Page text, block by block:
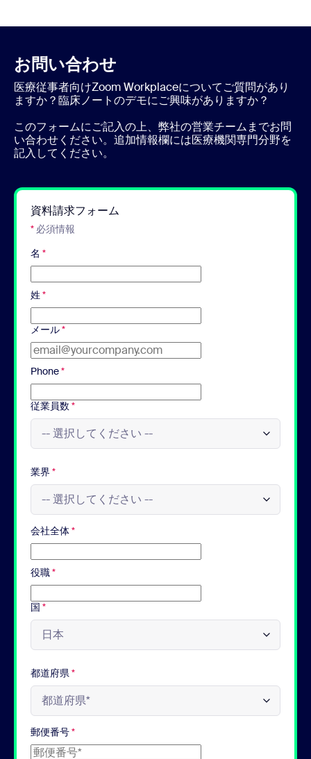
お問い合わせ
医療従事者向けZoom Workplaceについてご質問があり
ますか？臨床ノートのデモにご興味がありますか？
このフォームにご記入の上、弊社の営業チームまでお問
い合わせください。追加情報欄には医療機関専門分野を
記入してください。
資料請求フォーム
* 必須情報
名 *
姓 *
メール*
Phone*
従業員数 *
業界 *
会社全体*
役職*
国 *
都道府県*
郵便番号*